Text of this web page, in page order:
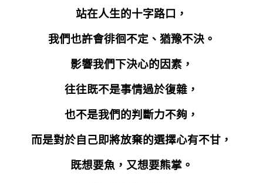
站在人生的十字路口，
我們也許會徘徊不定、猶豫不決。
影響我們下決心的因素，
往往既不是事情過於復雜，
也不是我們的判斷力不夠，
而是對於自己即將放棄的選擇心有不甘，
既想要魚，又想要熊掌。